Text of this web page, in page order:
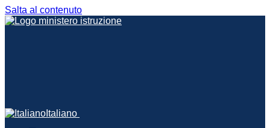
Salta al contenuto
Italiano